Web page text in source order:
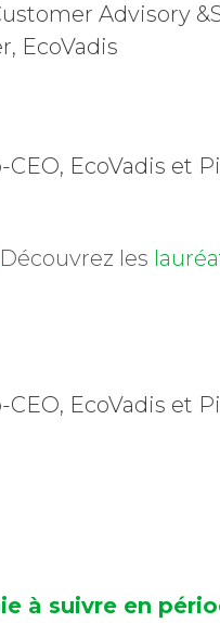
Advisory
EcoVadis
EcoVadis et
Découvrez les
EcoVadis et
à suivre en